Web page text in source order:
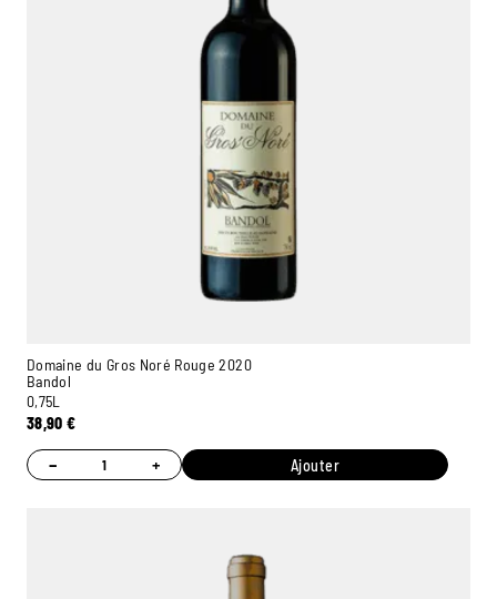
Domaine du Gros Noré Rouge 2020
Bandol
0,75L
38,90€
− + Ajouter